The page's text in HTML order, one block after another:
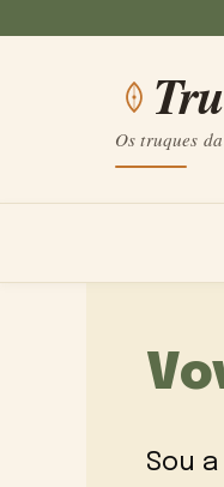
conteúdoOs truques
Sou